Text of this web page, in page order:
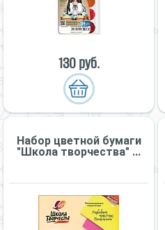
130 руб.
Набор цветной бумаги
"Школа творчества" ...